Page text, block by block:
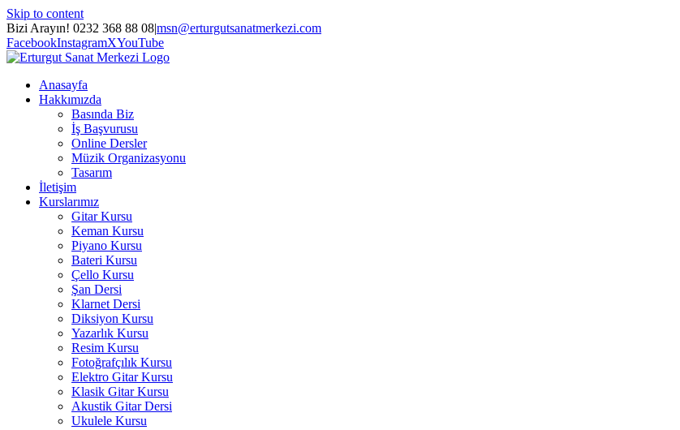
Skip to content
Bizi Arayın! 0232 368 88 08|msn@erturgutsanatmerkezi.com
FacebookInstagramXYouTube
Anasayfa
Hakkımızda
Basında Biz
İş Başvurusu
Online Dersler
Müzik Organizasyonu
Tasarım
İletişim
Kurslarımız
Gitar Kursu
Keman Kursu
Piyano Kursu
Bateri Kursu
Çello Kursu
Şan Dersi
Klarnet Dersi
Diksiyon Kursu
Yazarlık Kursu
Resim Kursu
Fotoğrafçılık Kursu
Elektro Gitar Kursu
Klasik Gitar Kursu
Akustik Gitar Dersi
Ukulele Kursu